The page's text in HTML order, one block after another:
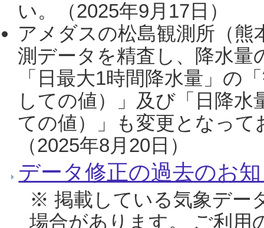
い。（2025年9月17日）
アメダスの松島観測所（熊
測データを精査し、降水
「日最大1時間降水量」の
しての値）」及び「日降
ての値）」も変更となっ
（2025年8月20日）
データ修正の過去のお
※ 掲載している気象デー
場合があります。 ご利用